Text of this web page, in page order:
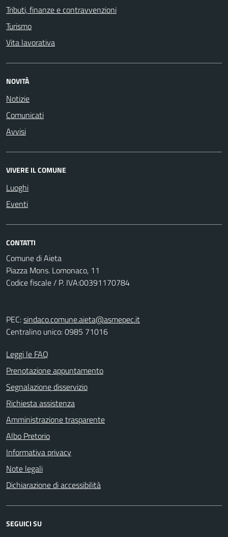
Tributi, finanze e contravvenzioni
Turismo
Vita lavorativa
NOVITÀ
Notizie
Comunicati
Avvisi
VIVERE IL COMUNE
Luoghi
Eventi
CONTATTI
Comune di Aieta
Piazza Mons. Lomonaco, 11
Codice fiscale / P. IVA:00391170784
PEC:sindaco.comune.aieta@asmepec.it
Centralino unico: 0985 71016
Leggi le FAQ
Prenotazione appuntamento
Segnalazione disservizio
Richiesta assistenza
Amministrazione trasparente
Albo Pretorio
Informativa privacy
Note legali
Dichiarazione di accessibilità
SEGUICI SU